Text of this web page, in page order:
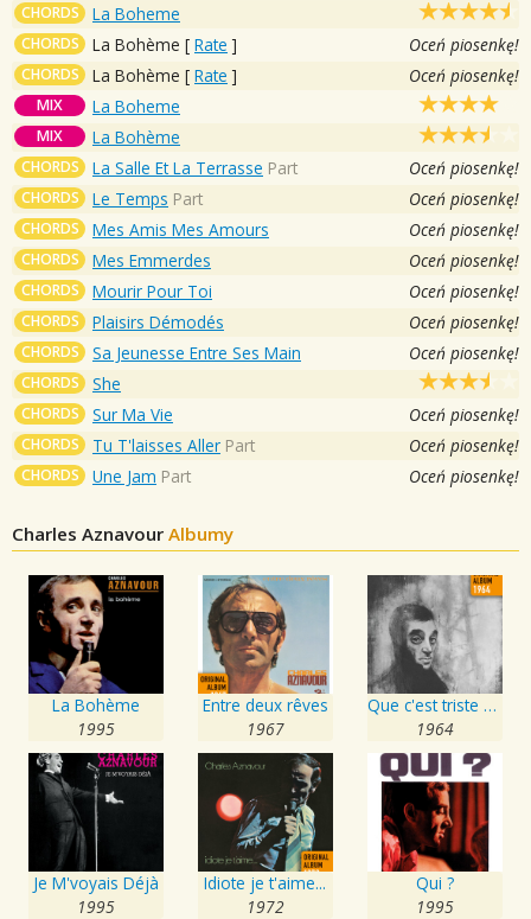
CHORDS La Boheme
CHORDS La Bohème [ Rate ] Oceń piosenkę!
CHORDS La Bohème [ Rate ] Oceń piosenkę!
MIX La Boheme
MIX La Bohème
CHORDS La Salle Et La Terrasse Part Oceń piosenkę!
CHORDS Le Temps Part Oceń piosenkę!
CHORDS Mes Amis Mes Amours Oceń piosenkę!
CHORDS Mes Emmerdes Oceń piosenkę!
CHORDS Mourir Pour Toi Oceń piosenkę!
CHORDS Plaisirs Démodés Oceń piosenkę!
CHORDS Sa Jeunesse Entre Ses Main Oceń piosenkę!
CHORDS She
CHORDS Sur Ma Vie Oceń piosenkę!
CHORDS Tu T'laisses Aller Part Oceń piosenkę!
CHORDS Une Jam Part Oceń piosenkę!
Charles Aznavour Albumy
La Bohème
1995
Entre deux rêves
1967
Que c'est triste Venise
1964
Je M'voyais Déjà
1995
Idiote je t'aime...
1972
Qui ?
1995